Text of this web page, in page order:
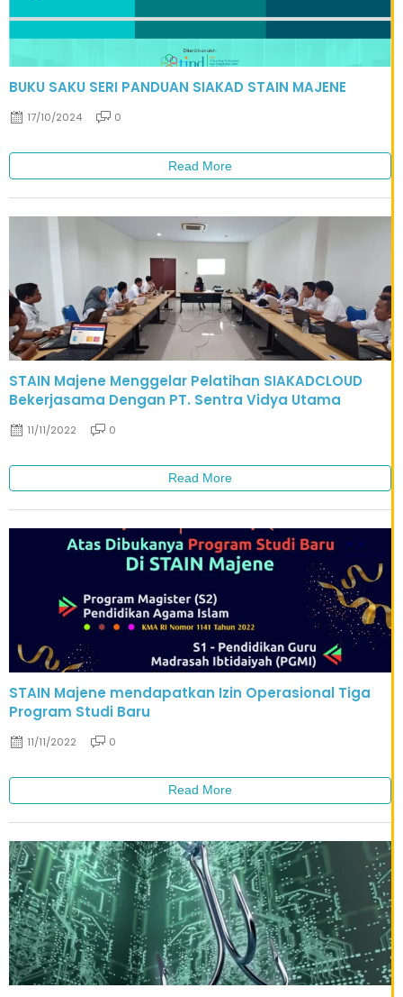
BUKU SAKU SERI PANDUAN SIAKAD STAIN MAJENE
17/10/2024 0
Read More
STAIN Majene Menggelar Pelatihan SIAKADCLOUD
Bekerjasama Dengan PT. Sentra Vidya Utama
11/11/2022 0
Read More
STAIN Majene mendapatkan Izin Operasional Tiga
Program Studi Baru
11/11/2022 0
Read More